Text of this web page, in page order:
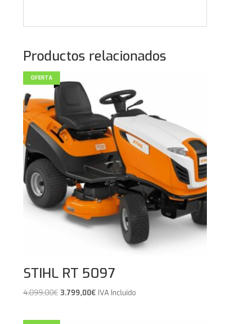
Productos relacionados
OFERTA
STIHL RT 5097
4.099,00€ El
3.799,00€ElIVA Incluido